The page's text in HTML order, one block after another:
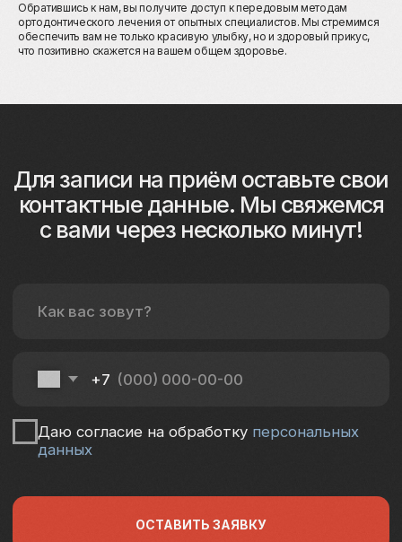
Обратившись к нам, вы получите доступ к передовым методам
ортодонтического лечения от опытных специалистов. Мы стремимся
обеспечить вам не только красивую улыбку, но и здоровый прикус,
что позитивно скажется на вашем общем здоровье.